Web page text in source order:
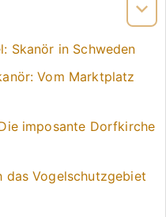
Skanör in Schweden
Vom Marktplatz
imposante Dorfkirche
das Vogelschutzgebiet